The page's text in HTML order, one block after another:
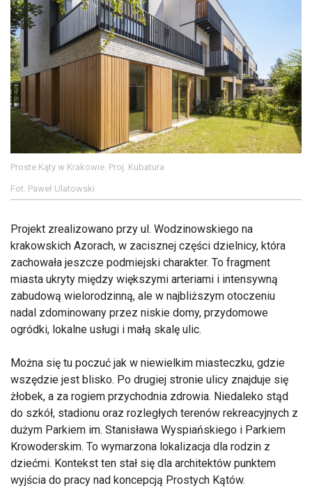
Proste Kąty w Krakowie. Proj. Kubatura
Fot. Paweł Ulatowski
Projekt zrealizowano przy ul. Wodzinowskiego na
krakowskich Azorach, w zacisznej części dzielnicy, która
zachowała jeszcze podmiejski charakter. To fragment
miasta ukryty między większymi arteriami i intensywną
zabudową wielorodzinną, ale w najbliższym otoczeniu
nadal zdominowany przez niskie domy, przydomowe
ogródki, lokalne usługi i małą skalę ulic.
Można się tu poczuć jak w niewielkim miasteczku, gdzie
wszędzie jest blisko. Po drugiej stronie ulicy znajduje się
żłobek, a za rogiem przychodnia zdrowia. Niedaleko stąd
do szkół, stadionu oraz rozległych terenów rekreacyjnych z
dużym Parkiem im. Stanisława Wyspiańskiego i Parkiem
Krowoderskim. To wymarzona lokalizacja dla rodzin z
dziećmi. Kontekst ten stał się dla architektów punktem
wyjścia do pracy nad koncepcją Prostych Kątów.